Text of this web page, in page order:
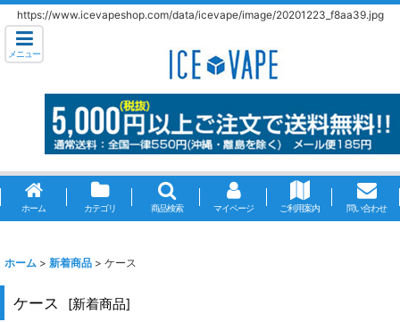
https://www.icevapeshop.com/data/icevape/image/20201223_f8aa39.jpg
メニュー
ホーム カテゴリ 商品検索 マイページ ご利用案内 問い合わせ
ホーム > 新着商品 > ケース
ケース [新着商品]